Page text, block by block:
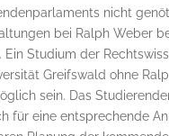
nicht
bei Ralph Weber
Ein Studium der
Greifswald ohne
sein. Das
für eine entsprechende